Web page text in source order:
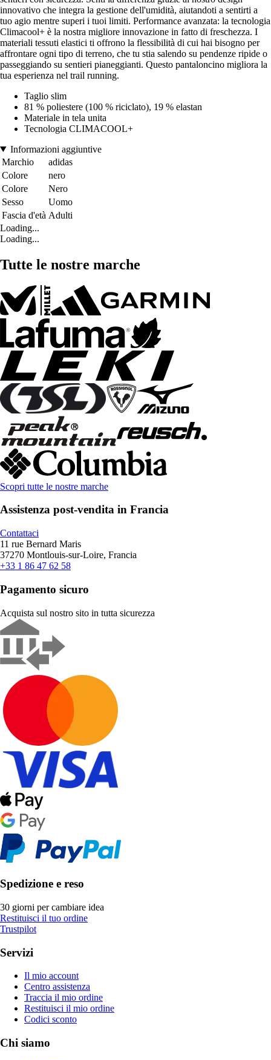
innovativo che integra la gestione dell'umidità, aiutandoti a sentirti a
tuo agio mentre superi i tuoi limiti. Performance avanzata: la tecnologia
Climacool+ è la nostra migliore innovazione in fatto di freschezza. I
materiali tessuti elastici ti offrono la flessibilità di cui hai bisogno per
affrontare ogni tipo di terreno, che tu stia salendo su pendenze ripide o
passeggiando su sentieri pianeggianti. Questo pantaloncino migliora la
tua esperienza nel trail running.
Taglio slim
81 % poliestere (100 % riciclato), 19 % elastan
Materiale in tela unita
Tecnologia CLIMACOOL+
Informazioni aggiuntive
Marchio
adidas
Colore
nero
Colore
Nero
Sesso
Uomo
Fascia d'età Adulti
Loading...
Loading...
Tutte le nostre marche
Scopri tutte le nostre marche
Assistenza post-vendita in Francia
Contattaci
11 rue Bernard Maris
37270 Montlouis-sur-Loire, Francia
+33 1 86 47 62 58
Pagamento sicuro
Acquista sul nostro sito in tutta sicurezza
Spedizione e reso
30 giorni per cambiare idea
Restituisci il tuo ordine
Trustpilot
Servizi
Il mio account
Centro assistenza
Traccia il mio ordine
Restituisci il mio ordine
Codici sconto
Chi siamo